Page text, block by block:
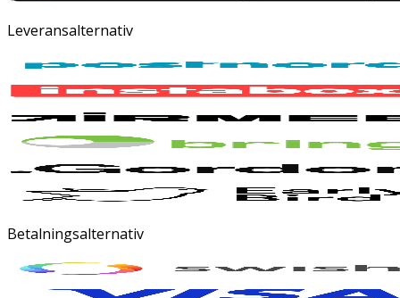
Leveransalternativ
Betalningsalternativ